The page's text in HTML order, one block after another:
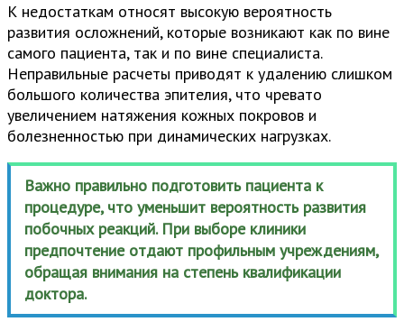
К недостаткам относят высокую вероятность
развития осложнений, которые возникают как по вине
самого пациента, так и по вине специалиста.
Неправильные расчеты приводят к удалению слишком
большого количества эпителия, что чревато
увеличением натяжения кожных покровов и
болезненностью при динамических нагрузках.
Важно правильно подготовить пациента к
процедуре, что уменьшит вероятность развития
побочных реакций. При выборе клиники
предпочтение отдают профильным учреждениям,
обращая внимания на степень квалификации
доктора.